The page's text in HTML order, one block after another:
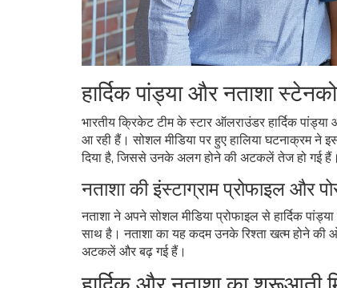
हार्दिक पांड्या और नताशा
भारतीय क्रिकेट टीम के स्टार ऑलराउंडर हार्दिक
आ रही हैं। सोशल मीडिया पर हुए हालिया घटनाक्रम ने
दिया है, जिससे उनके अलग होने की अटकलें तेज हो गई हैं।
नताशा की इंस्टाग्राम प्रोफाइल और
नताशा ने अपने सोशल मीडिया प्रोफाइल से हार्दिक
साथ है। नताशा का यह कदम उनके रिश्ता खत्म होने की
अटकलें और बढ़ गई हैं।